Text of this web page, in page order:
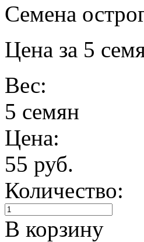
Семена
Цена за 5
Вес:
5 семян
Цена:
55 руб.
Количество:
В корзину